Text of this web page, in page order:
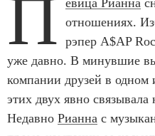
П евица Рианна
отношениях.
рэпер A$AP
уже давно. В минувшие
компании друзей в
этих двух явно
Недавно Рианна с